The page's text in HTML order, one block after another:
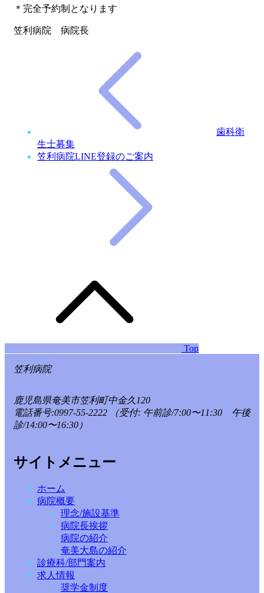
＊完全予約制となります
笠利病院 病院長
歯科衛
生士募集
笠利病院LINE登録のご案内
Top
笠利病院
鹿児島県奄美市笠利町中金久120
電話番号:0997-55-2222
（受付: 午前診/7:00〜11:30 午後
診/14:00〜16:30）
サイトメニュー
ホーム
病院概要
理念/施設基準
病院長挨拶
病院の紹介
奄美大島の紹介
診療科/部門案内
求人情報
奨学金制度